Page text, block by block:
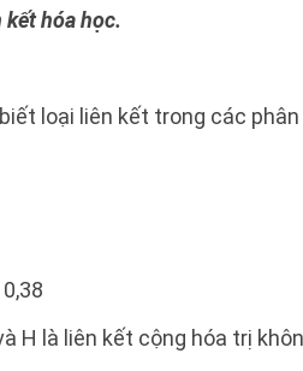
kết hóa học.
loại liên kết trong các phân
H là liên kết cộng hóa trị